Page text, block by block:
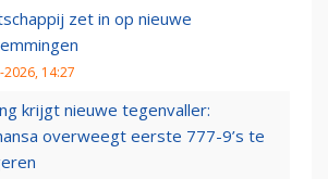
zet in op nieuwe
2026, 14:27
krijgt nieuwe tegenvaller:
overweegt eerste 777-9’s te